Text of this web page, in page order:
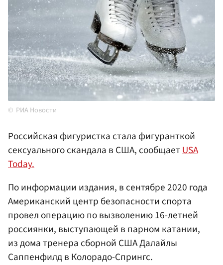
РИА Новости
Российская фигуристка стала фигуранткой
сексуального скандала в США, сообщаетUSA
Today.
По информации издания, в сентябре 2020 года
Американский центр безопасности спорта
провел операцию по вызволению 16-летней
россиянки, выступающей в парном катании,
из дома тренера сборной США Далайлы
Саппенфилд в Колорадо-Спрингс.